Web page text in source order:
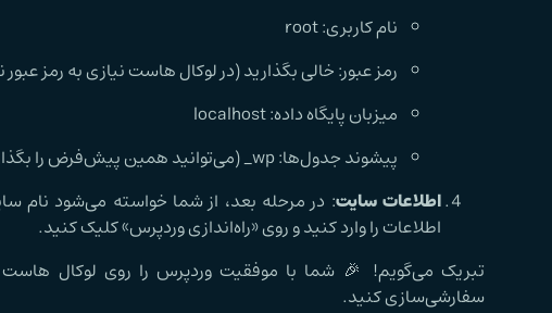
نام کاربری: root
رمز عبور: خالی بگذارید (در لوکال هاست نیازی به رمز
میزبان پایگاه داده: localhost
پیشوند جدول‌ها: wp_ (می‌توانید همین پیش‌فرض را بگذارید) حالا روی «بفرست» کلیک کنید و سپس گزینه «اجرای نصب» را بزنید.
اطلاعات سایت: در مرحله بعد، از شما خواسته می‌شود نام
اطلاعات را وارد کنید و روی «راه‌اندازی وردپرس» کلیک کنید.
تبریک می‌گویم! 🎉 شما با موفقیت وردپرس را روی لوکال هاست
سفارشی‌سازی کنید.